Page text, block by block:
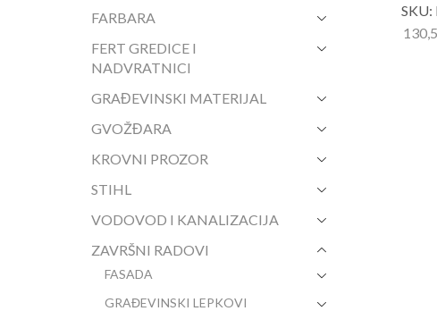
SKU:
FARBARA
FERT GREDICE I
NADVRATNICI
GRAĐEVINSKI MATERIJAL
GVOŽĐARA
KROVNI PROZOR
STIHL
VODOVOD I KANALIZACIJA
ZAVRŠNI RADOVI
FASADA
GRAĐEVINSKI LEPKOVI